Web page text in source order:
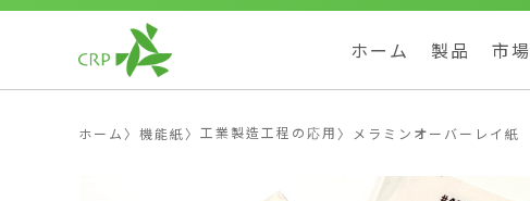
ホーム 製品 市場
ホーム 〉 機能紙〉 工業製造工程の応用 〉 メラミンオーバーレイ紙